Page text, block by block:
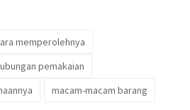
memperolehnya
pemakaian
macam-macam barang